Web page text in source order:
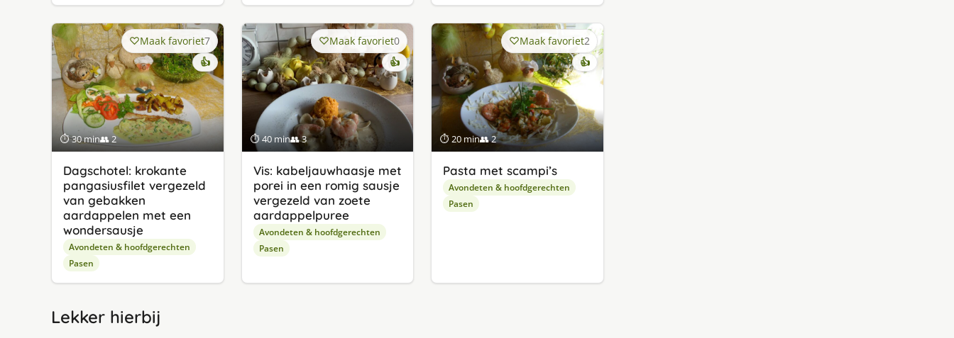
⏱ 30 min👥 2
Maak favoriet7
👍
Dagschotel: krokante
pangasiusfilet vergezeld
van gebakken
aardappelen met een
wondersausje
Avondeten & hoofdgerechten
Pasen
⏱ 40 min👥 3
Maak favoriet0
👍
Vis: kabeljauwhaasje met
porei in een romig sausje
vergezeld van zoete
aardappelpuree
Avondeten & hoofdgerechten
Pasen
⏱ 20 min👥 2
Maak favoriet2
👍
Pasta met scampi’s
Avondeten & hoofdgerechten
Pasen
Lekker hierbij